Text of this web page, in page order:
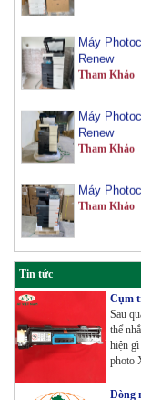
Renew
Tham Khảo
Renew
Tham Khảo
Tham Khảo
Tham Khảo
Máy
Tham Khảo
Máy
Tin tức
Cụm
Sau
thể
hiện
photo
Dòng